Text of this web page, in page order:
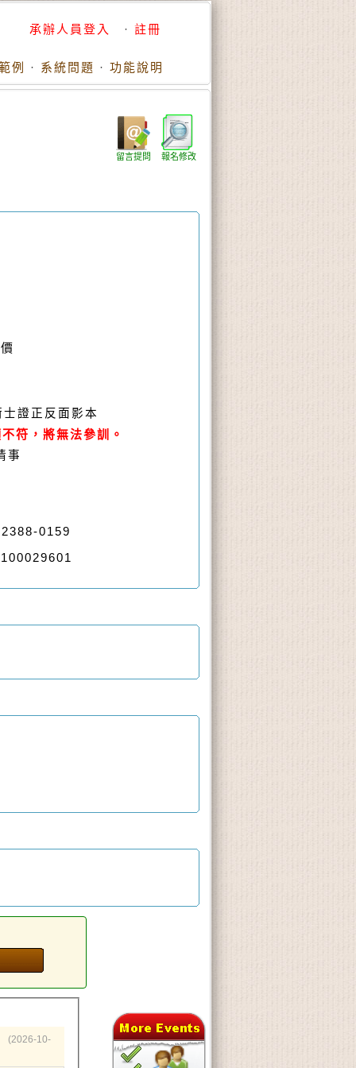
承辦人員登入 · 註冊
例 · 系統問題 · 功能說明
報名修改
留言提問
證正反面影本
符，將無法參訓。
事
0159
(2026-10-